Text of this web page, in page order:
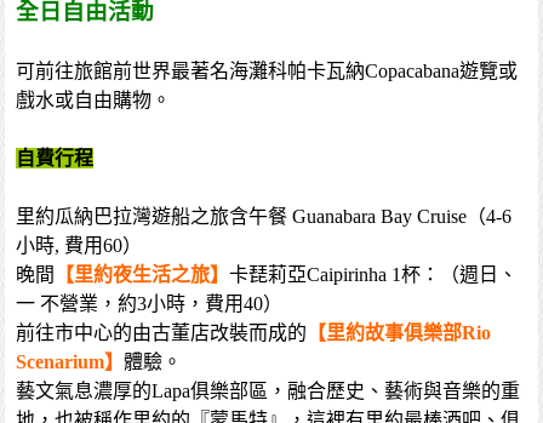
全日自由活動
可前往旅館前世界最著名海灘科帕卡瓦納Copacabana遊覽或
戲水或自由購物。
自費行程
里約瓜納巴拉灣遊船之旅含午餐 Guanabara Bay Cruise（4-6
小時, 費用60）
晚間
【里約夜生活之旅】卡琵莉亞Caipirinha 1杯：（週日、
一 不營業，約3小時，費用40）
前往市中心的由古董店改裝而成的 【里約故事俱樂部Rio
Scenarium】體驗。
藝文氣息濃厚的Lapa俱樂部區，融合歷史、藝術與音樂的重